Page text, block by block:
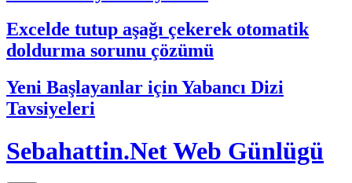
Excelde tutup aşağı çekerek otomatik
doldurma sorunu çözümü
Yeni Başlayanlar için Yabancı Dizi
Tavsiyeleri
Sebahattin.Net Web Günlügü